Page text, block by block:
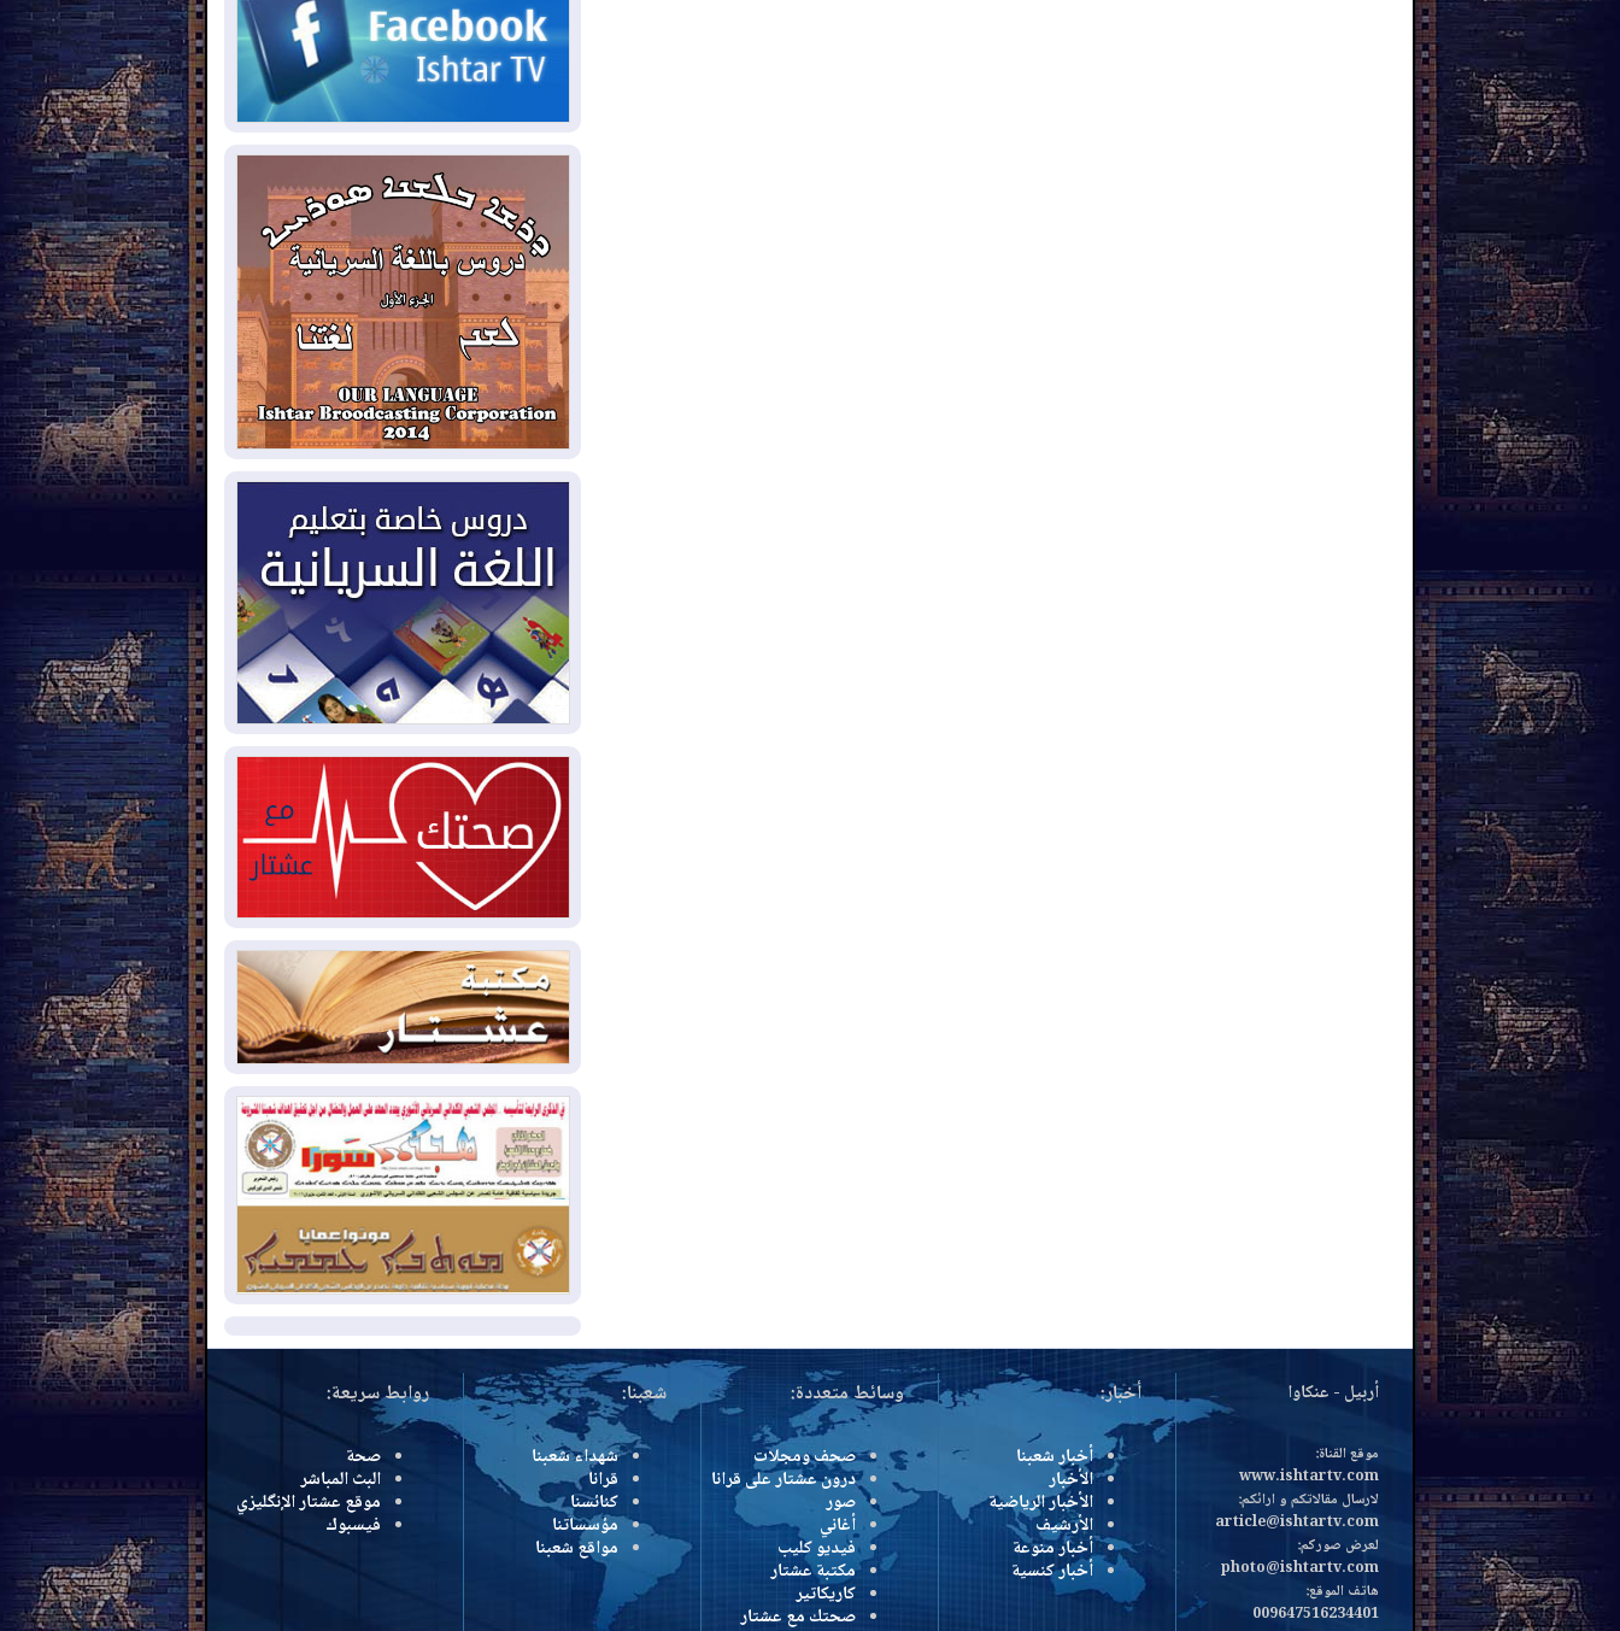
2026-08-06مئات القاصرين بلا مأوى.. أزمة
سبتة تتصاعد وتضغط على مدريد
لمدة عام.. بدء توريد 100
مليون قدم مكعب يومياً من غاز كورمور في
إقليم كوردستان إلى وزارة الكهرباء العراقية
2026-08-05
15كارثة بيئية ومناخية ترسم
ملامح أخطر التحديات التي تواجه العراق
اليوم
2026-08-05
حرائق فرنسا.. توقيف 402
شخص بينهم 156 قاصرا منذ بداية موسم
الحرائق
2026-08-04سومو: إنتاج النفط في إقليم
كوردستان انخفض إلى أقل من 10%
ملفات حقبة الكاظمي تعود إلى
الواجهة.. أنباء عن مراجعات قضائية
وتحقيقات أوسع في قضايا فساد
2026-08-04بيترو يشكو تزوير الانتخابات
الرئاسية ويحذر من "حرب أهلية" في
كولومبيا
2026-08-03رئيس إقليم كوردستان في
2026-08-03
العراق يؤكد مجدداً التزامه
بمنع الهجمات على الدول المجاورة
2026-08-03
العجز والاقتراض يطوقان
دينار!
2026-08-03كوبا تغرق في الظلام مجددا
وانهيار الشبكة الكهربائية
2026-08-03
أوامر بإجلاء 60 ألف شخص
بسبب الحرائق في ولاية واشنطن
2026-08-02مشروع "حسابي" يُمهل
الموظفين حتى نهاية أغسطس لاستلام
بطاقاتهم المصرفية
2026-08-02دمشق وعمّان تحذران بغداد:
أي هجوم من أراضي العراق سيواجه برد
المزيد
أربيل - عنكاوا
موقع القناة:
www.ishtartv.com
لارسال مقالاتكم و ارائكم:
article@ishtartv.com
لعرض صوركم:
photo@ishtartv.com
هاتف الموقع:
009647516234401
أخبار:
أخبار شعبنا
الأخبار
الأخبار الرياضية
الأرشيف
أخبار منوعة
أخبار كنسية
وسائط متعددة:
صحف ومجلات
درون عشتار على قرانا
صور
أغاني
فيديو كليب
مكتبة عشتار
كاريكاتير
صحتك مع عشتار
شعبنا:
شهداء شعبنا
قرانا
كنائسنا
مؤسساتنا
مواقع شعبنا
روابط سريعة:
صحة
البث المباشر
موقع عشتار الإنگليزي
فيسبوك